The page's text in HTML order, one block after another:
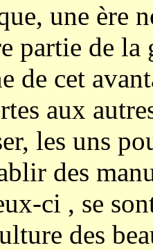
une ère
partie de
de cet
aux
les uns
des
ci , se
des